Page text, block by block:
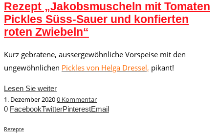
Rezept „Jakobsmuscheln mit Tomaten
Pickles Süss-Sauer und konfierten
roten Zwiebeln“
Kurz gebratene, aussergewöhnliche Vorspeise mit den
ungewöhnlichen Pickles von Helga Dressel, pikant!
Lesen Sie weiter
1. Dezember 20200 Kommentar
0 FacebookTwitterPinterestEmail
Rezepte